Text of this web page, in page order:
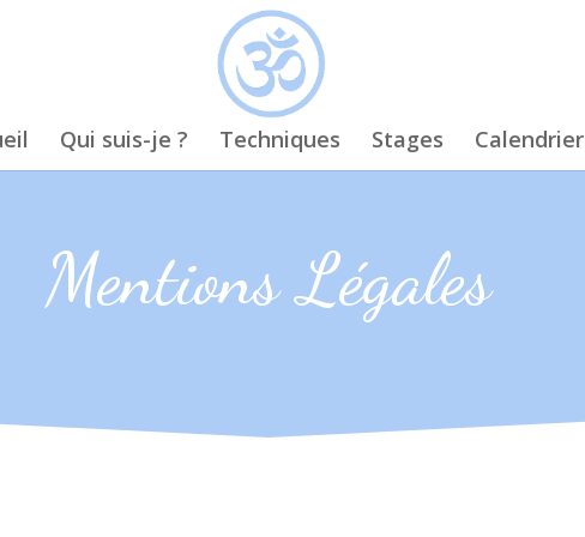
Qui suis-je ? Techniques Stages Calendrier
Mentions Légales